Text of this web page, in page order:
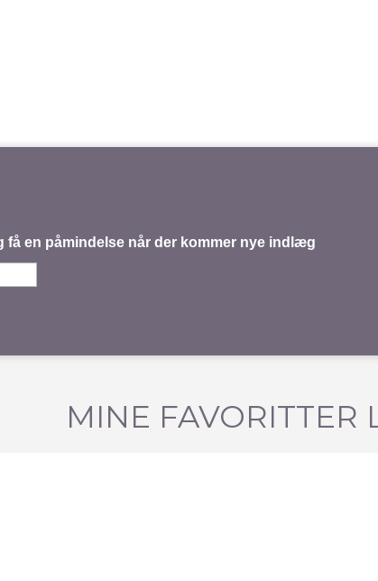
få en påmindelse når der kommer nye indlæg
MINE FAVORITTER